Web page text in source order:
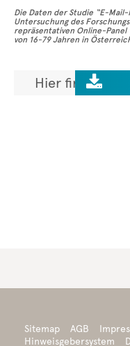
Die Daten der Studie “E-
Untersuchung des
repräsentativen Online-
von 16-79 Jahren in
Hier finden Sie

Sitemap AGB
Hinweisgebersystem